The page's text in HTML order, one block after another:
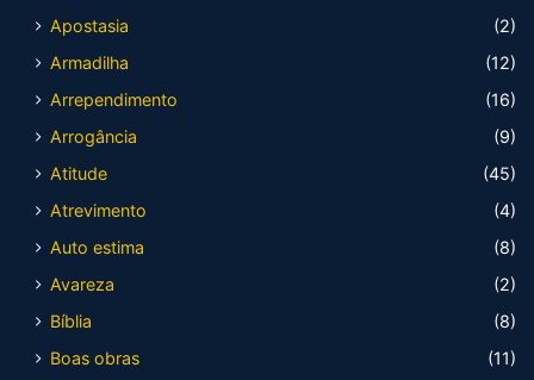
Apostasia
(2)
Armadilha
(12)
Arrependimento
(16)
Arrogância
(9)
Atitude
(45)
Atrevimento
(4)
Auto estima
(8)
Avareza
(2)
Bíblia
(8)
Boas obras
(11)